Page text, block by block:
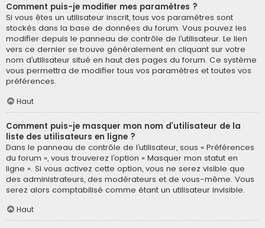
Comment puis-je modifier mes paramètres ?
Si vous êtes un utilisateur inscrit, tous vos paramètres sont
stockés dans la base de données du forum. Vous pouvez les
modifier depuis le panneau de contrôle de l’utilisateur. Le lien
vers ce dernier se trouve généralement en cliquant sur votre
nom d’utilisateur situé en haut des pages du forum. Ce système
vous permettra de modifier tous vos paramètres et toutes vos
préférences.
Haut
Comment puis-je masquer mon nom d’utilisateur de la
liste des utilisateurs en ligne ?
Dans le panneau de contrôle de l’utilisateur, sous « Préférences
du forum », vous trouverez l’option « Masquer mon statut en
ligne ». Si vous activez cette option, vous ne serez visible que
des administrateurs, des modérateurs et de vous-même. Vous
serez alors comptabilisé comme étant un utilisateur invisible.
Haut